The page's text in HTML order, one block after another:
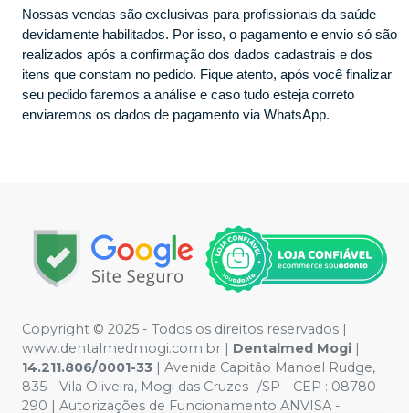
Nossas vendas são exclusivas para profissionais da saúde
devidamente habilitados. Por isso, o pagamento e envio só são
realizados após a confirmação dos dados cadastrais e dos
itens que constam no pedido. Fique atento, após você finalizar
seu pedido faremos a análise e caso tudo esteja correto
enviaremos os dados de pagamento via WhatsApp.
Copyright © 2025 - Todos os direitos reservados |
www.dentalmedmogi.com.br | Dentalmed Mogi |
14.211.806/0001-33 | Avenida Capitão Manoel Rudge,
835 - Vila Oliveira, Mogi das Cruzes -/SP - CEP : 08780-
290 | Autorizações de Funcionamento ANVISA -